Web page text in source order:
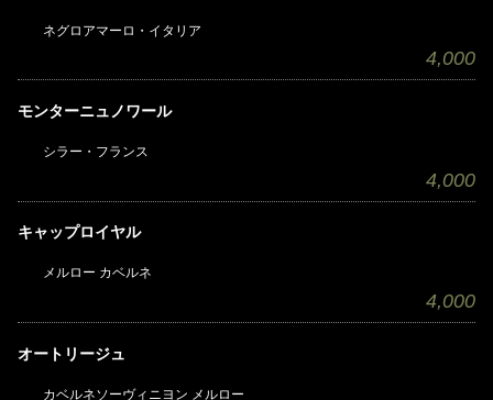
ネグロアマーロ・イタリア
4,000
モンターニュノワール
シラー・フランス
4,000
キャップロイヤル
メルロー カベルネ
4,000
オートリージュ
カベルネソーヴィニヨン メルロー